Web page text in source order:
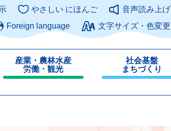
このページの本文へ
やさしい にほんご
音声読み上げ
Foreign language
文字サイズ・色変更
産業・農林水産
労働・観光
じ
社会基盤
まちづくり
じ